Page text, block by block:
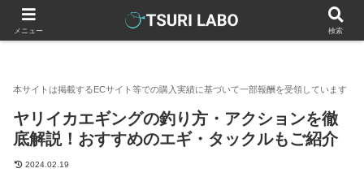
釣りラボマガジン 釣り方・コツ ヤリイカエギングの釣り方・
ヤリイカエギングの釣り方・アクションを徹
底解説！おすすめのエギ・タックルもご紹介
2024.02.19
メニュー 検索